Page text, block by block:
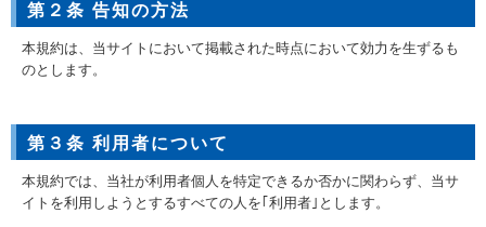
第２条 告知の方法
本規約は、当サイトにおいて掲載された時点において効力を生ずるも
のとします。
第３条 利用者について
本規約では、当社が利用者個人を特定できるか否かに関わらず、当サ
イトを利用しようとするすべての人を｢利用者｣とします。